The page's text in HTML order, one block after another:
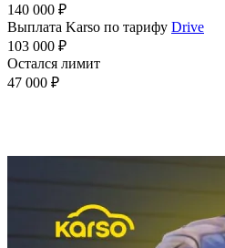
140 000 ₽
Выплата Karso по тарифу Drive
103 000 ₽
Остался лимит
47 000 ₽